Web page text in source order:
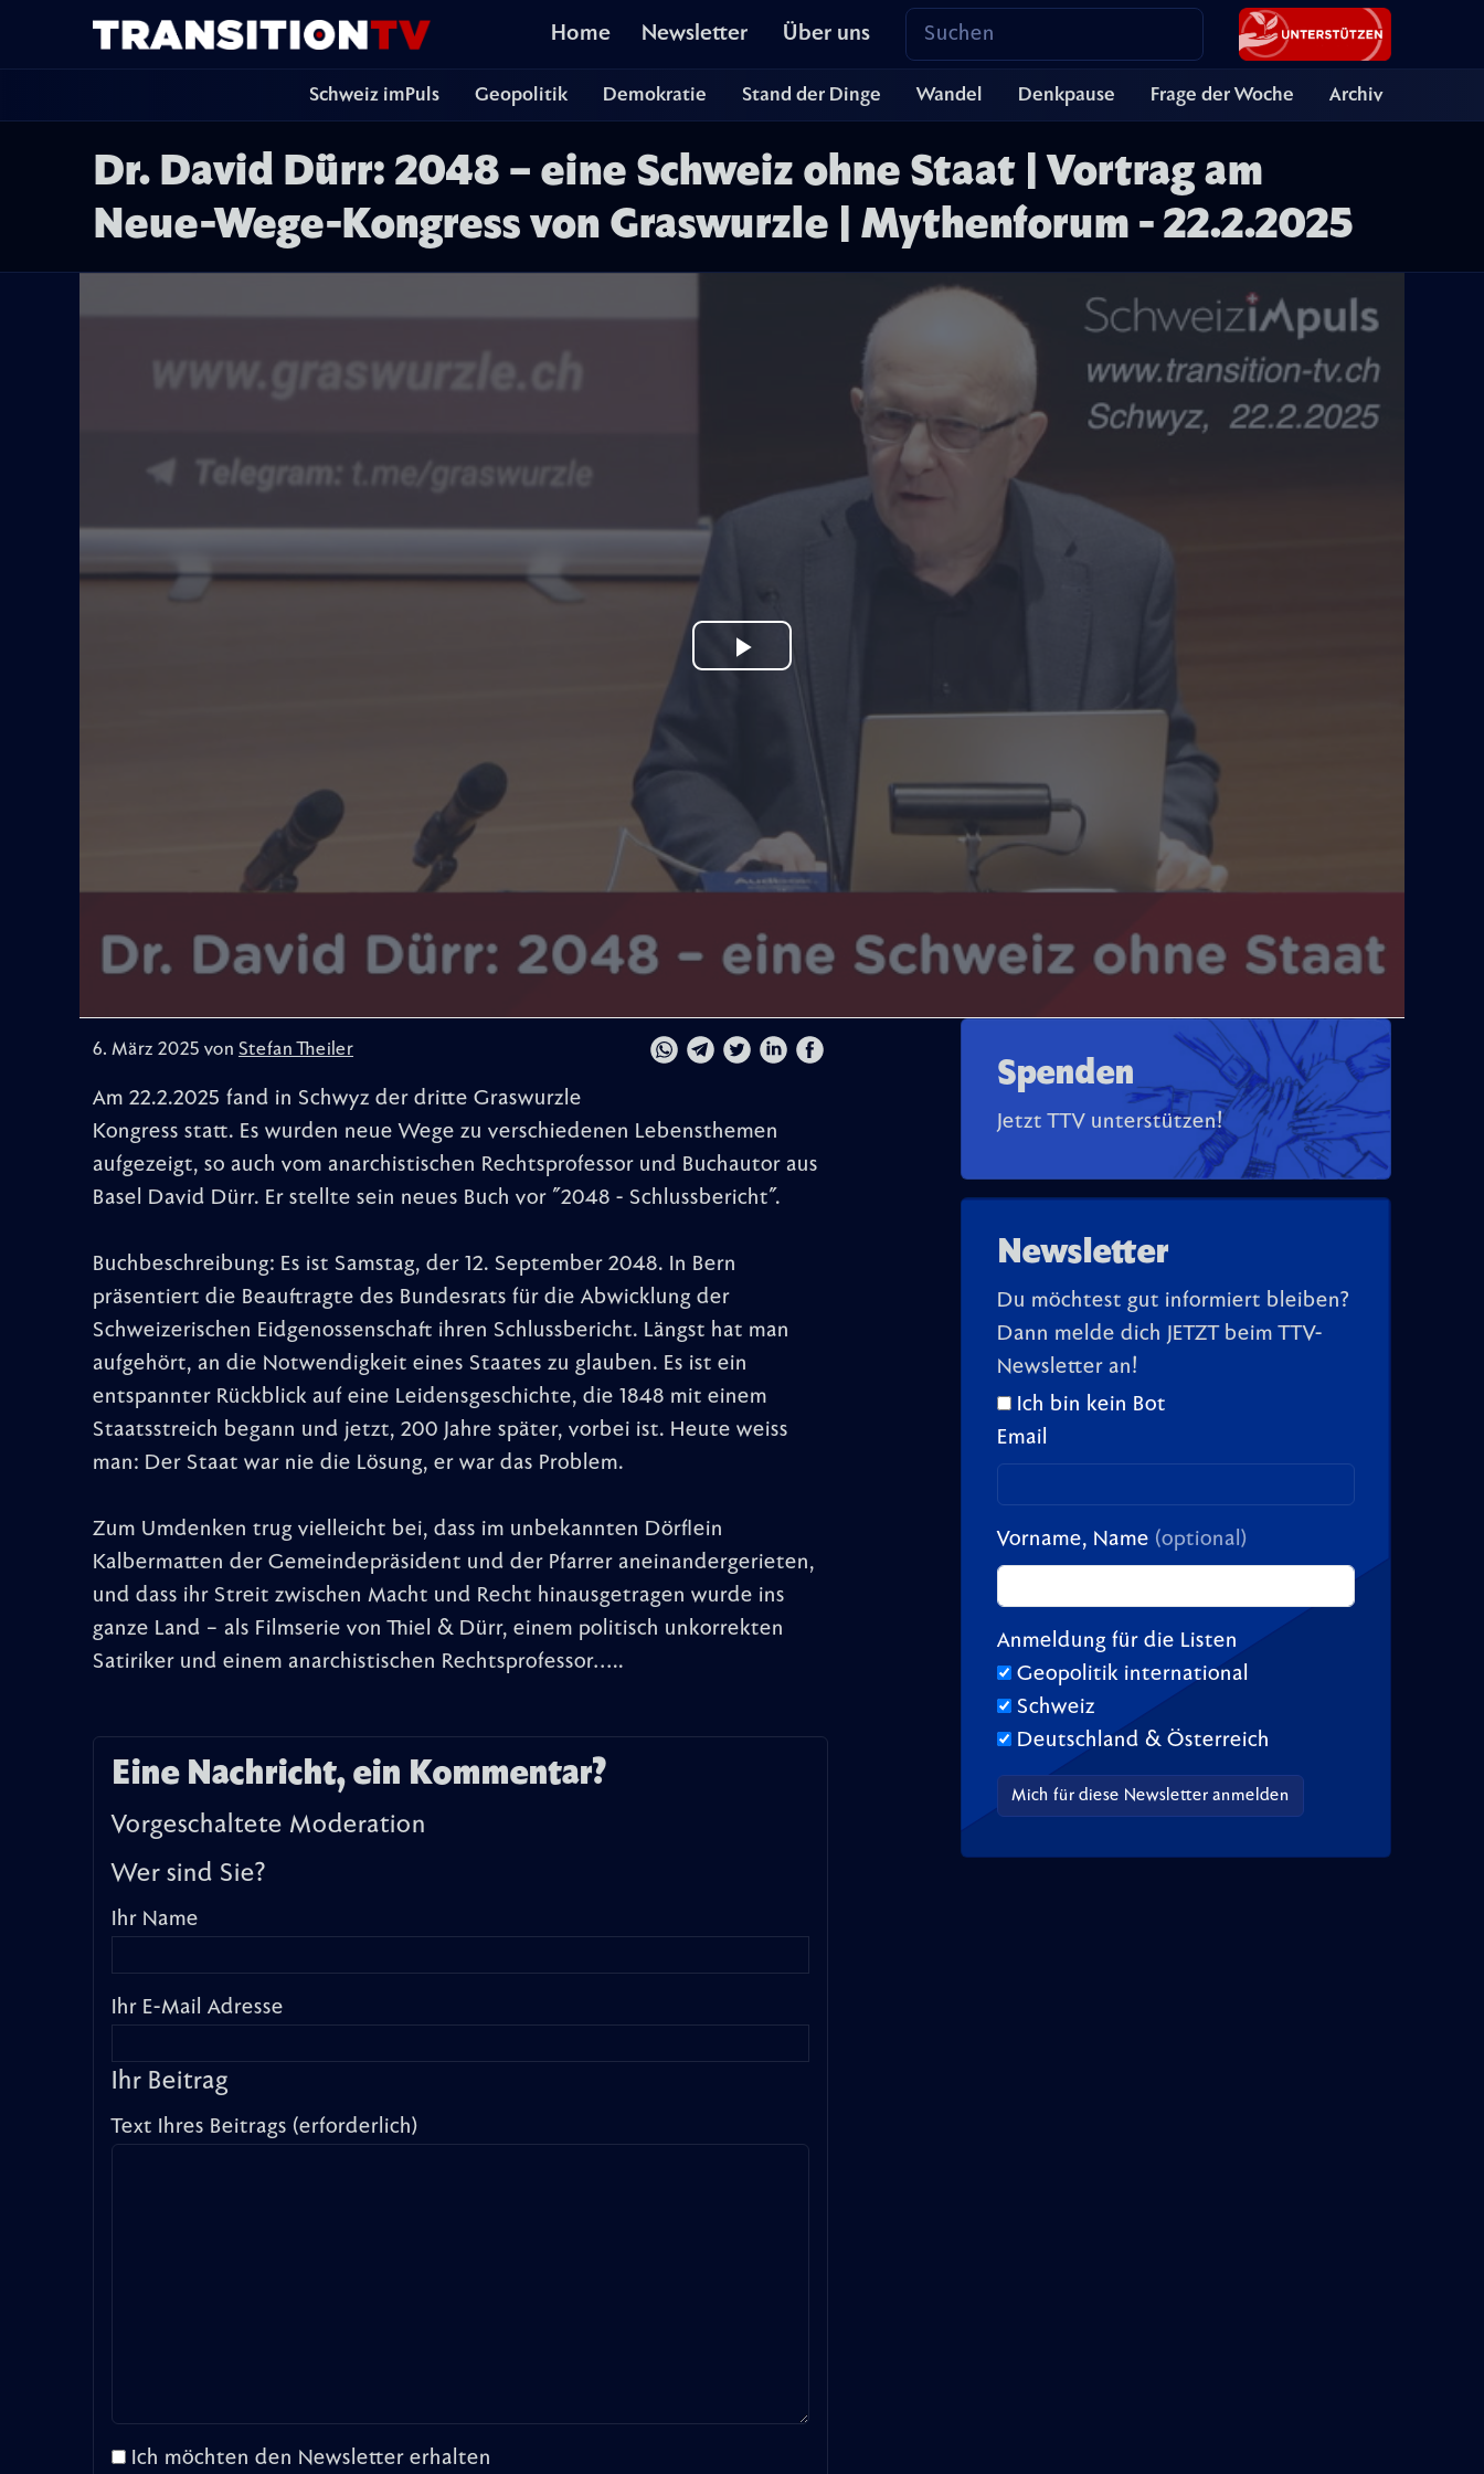
Home Newsletter Über uns
Schweiz imPuls Geopolitik Demokratie Stand der Dinge Wandel Denkpause Frage der Woche Archiv
Dr. David Dürr: 2048 – eine Schweiz ohne Staat | Vortrag am
Neue-Wege-Kongress von Graswurzle | Mythenforum - 22.2.2025
6. März 2025 von Stefan Theiler
Am 22.2.2025 fand in Schwyz der dritte Graswurzle
Kongress statt. Es wurden neue Wege zu verschiedenen Lebensthemen
aufgezeigt, so auch vom anarchistischen Rechtsprofessor und Buchautor aus
Basel David Dürr. Er stellte sein neues Buch vor "2048 - Schlussbericht".
Buchbeschreibung: Es ist Samstag, der 12. September 2048. In Bern
präsentiert die Beauftragte des Bundesrats für die Abwicklung der
Schweizerischen Eidgenossenschaft ihren Schlussbericht. Längst hat man
aufgehört, an die Notwendigkeit eines Staates zu glauben. Es ist ein
entspannter Rückblick auf eine Leidensgeschichte, die 1848 mit einem
Staatsstreich begann und jetzt, 200 Jahre später, vorbei ist. Heute weiss
man: Der Staat war nie die Lösung, er war das Problem.
Zum Umdenken trug vielleicht bei, dass im unbekannten Dörflein
Kalbermatten der Gemeindepräsident und der Pfarrer aneinandergerieten,
und dass ihr Streit zwischen Macht und Recht hinausgetragen wurde ins
ganze Land – als Filmserie von Thiel & Dürr, einem politisch unkorrekten
Satiriker und einem anarchistischen Rechtsprofessor…..
Eine Nachricht, ein Kommentar?
Vorgeschaltete Moderation
Wer sind Sie?
Ihr Name
Ihr E-Mail Adresse
Ihr Beitrag
Text Ihres Beitrags (erforderlich)
Ich möchten den Newsletter erhalten
Spenden
Jetzt TTV unterstützen!
Newsletter
Du möchtest gut informiert bleiben?
Dann melde dich JETZT beim TTV-
Newsletter an!
Ich bin kein Bot
Email
Vorname, Name (optional)
Anmeldung für die Listen
Geopolitik international
Schweiz
Deutschland & Österreich